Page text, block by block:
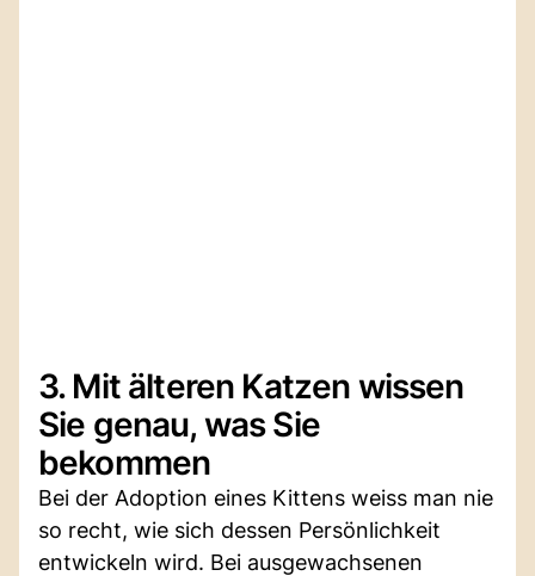
3. Mit älteren Katzen wissen
Sie genau, was Sie
bekommen
Bei der Adoption eines Kittens weiss man nie
so recht, wie sich dessen Persönlichkeit
entwickeln wird. Bei ausgewachsenen